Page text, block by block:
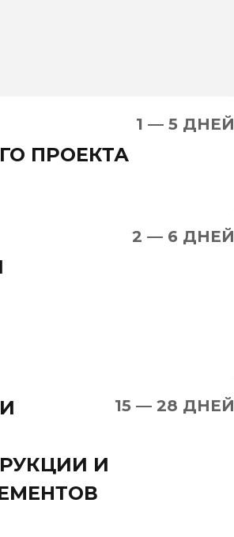
ПРОЕКТА
1 — 5 ДНЕЙ
2 — 6 ДНЕЙ
И
15 — 28 ДНЕЙ